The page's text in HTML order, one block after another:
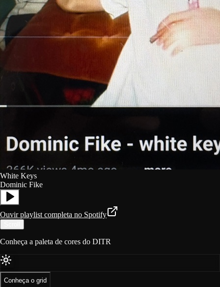
White Keys
Dominic Fike
Ouvir playlist completa no Spotify
Conheça a paleta de cores do DITR
Conheça o grid